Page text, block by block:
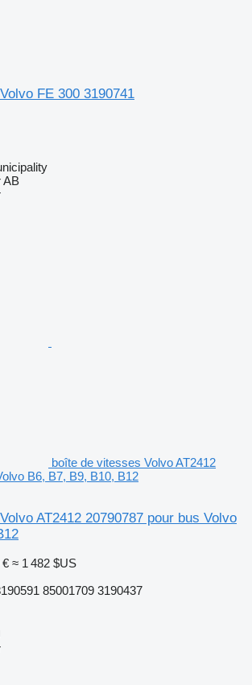
FE 300 3190741
AB
boîte de vitesses Volvo AT2412
B6, B7, B9, B10, B12
AT2412 20790787 pour bus Volvo
€ ≈ 1 482 $US
85001709 3190437